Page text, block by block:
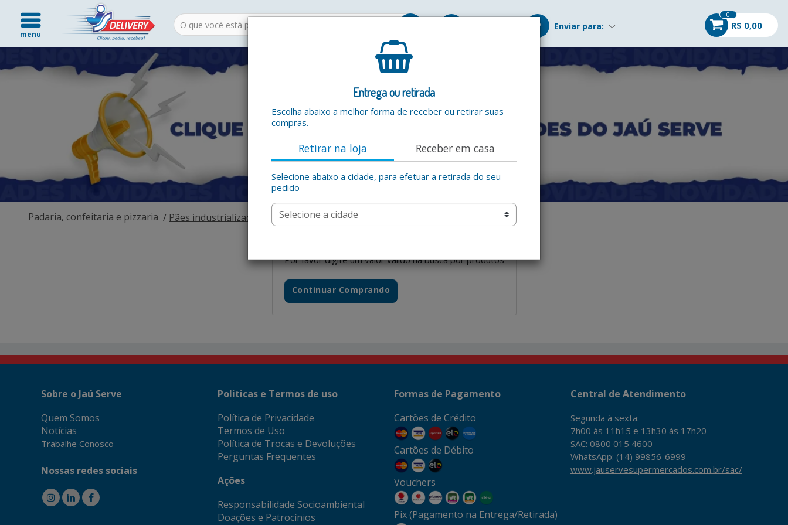
menu
Enviar para:
0
R$ 0,00
Entrega ou retirada
Escolha abaixo a melhor forma de receber ou retirar suas
compras.
Retirar na loja Receber em casa
Selecione abaixo a cidade, para efetuar a retirada do seu
pedido
Padaria, confeitaria e pizzaria Pães industrializados Pão de forma
Por favor digite um valor valido na busca por produtos
Continuar Comprando
Sobre o Jaú Serve
Quem Somos
Notícias
Trabalhe Conosco
Nossas redes sociais
Politicas e Termos de uso
Política de Privacidade
Termos de Uso
Política de Trocas e Devoluções
Perguntas Frequentes
Ações
Responsabilidade Socioambiental
Doações e Patrocínios
Formas de Pagamento
Cartões de Crédito
Cartões de Débito
Vouchers
Pix (Pagamento na Entrega/Retirada)
Central de Atendimento
Segunda à sexta:
7h00 às 11h15 e 13h30 às 17h20
SAC: 0800 015 4600
WhatsApp: (14) 99856-6999
www.jauservesupermercados.com.br/sac/